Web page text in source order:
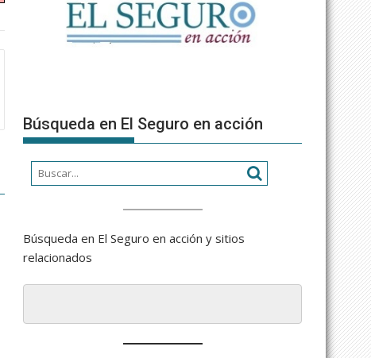
Búsqueda en El Seguro en acción
Búsqueda en El Seguro en acción y sitios
relacionados